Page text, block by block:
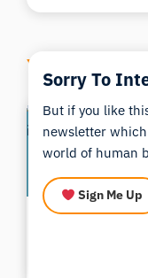
You might also
iMotions Lab 活用の
Sorry To
But if you like
newsletter
world of human
Sign Me Up